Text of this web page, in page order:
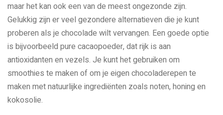
maar het kan ook een van de meest ongezonde zijn.
Gelukkig zijn er veel gezondere alternatieven die je kunt
proberen als je chocolade wilt vervangen. Een goede optie
is bijvoorbeeld pure cacaopoeder, dat rijk is aan
antioxidanten en vezels. Je kunt het gebruiken om
smoothies te maken of om je eigen chocoladerepen te
maken met natuurlijke ingrediënten zoals noten, honing en
kokosolie.